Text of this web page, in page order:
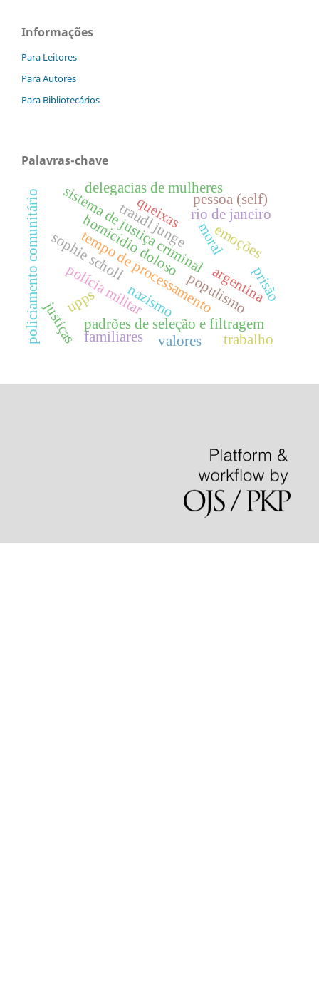
Informações
Para Leitores
Para Autores
Para Bibliotecários
Palavras-chave
sistema de justiça criminal
tempo de processamento
homicídio doloso
padrões de seleção e filtragem
moral
nazismo
traudl junge
sophie scholl
policiamento comunitário rio de janeiro
polícia militar
upps
queixas
delegacias de mulheres
familiares
justiças valores
argentina
emoções
pessoa (self)
prisão
populismo
trabalho